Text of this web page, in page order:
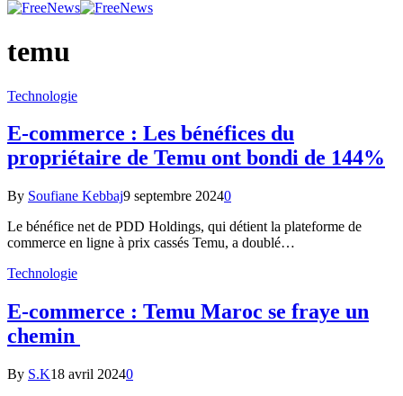
temu
Technologie
E-commerce : Les bénéfices du
propriétaire de Temu ont bondi de 144%
By Soufiane Kebbaj9 septembre 20240
Le bénéfice net de PDD Holdings, qui détient la plateforme de
commerce en ligne à prix cassés Temu, a doublé…
Technologie
E-commerce : Temu Maroc se fraye un
chemin
By S.K18 avril 20240